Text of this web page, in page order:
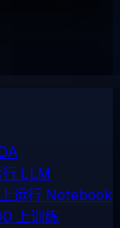
LLM
运行 Notebook
上训练